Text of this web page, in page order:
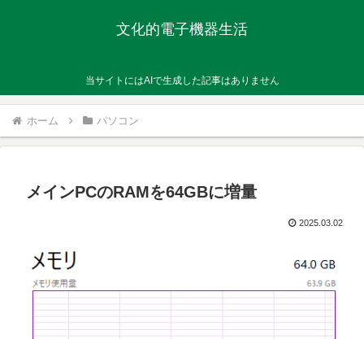
文化的電子機器生活
当サイトにはAIで生成した記事はありません
ホーム パソコン
メインPCのRAMを64GBに増量
2025.03.02